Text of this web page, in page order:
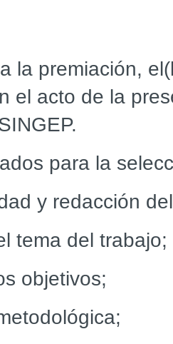
la premiación,
el acto de la
para la
y redacción
tema del trabajo;
objetivos;